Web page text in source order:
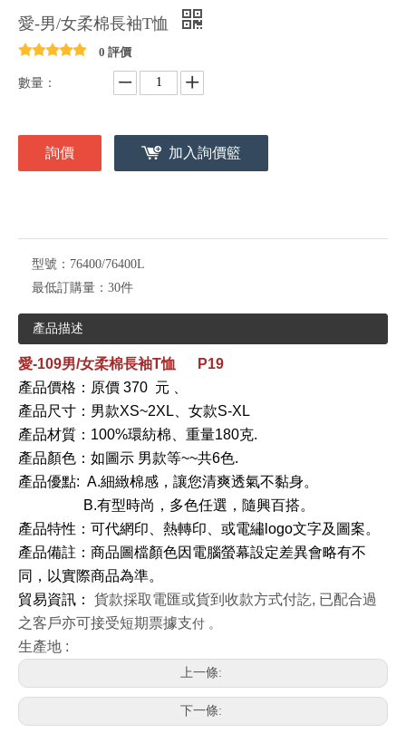
愛-男/女柔棉長袖T恤
0 評價
數量：
詢價 加入詢價籃
型號： 76400/76400L
最低訂購量： 30件
產品描述
愛-109男/女柔棉長袖T恤 P19
產品價格：原價 370 元 、
產品尺寸：男款XS~2XL、女款S-XL
產品材質：100%環紡棉、重量180克.
產品顏色：如圖示 男款等~~共6色.
產品優點: A.細緻棉感，讓您清爽透氣不黏身。
B.有型時尚，多色任選，隨興百搭。
產品特性：可代網印、熱轉印、或電繡logo文字及圖案。
產品備註：商品圖檔顏色因電腦螢幕設定差異會略有不
同，以實際商品為準。
貿易資訊 ：
貨款採取電匯或貨到收款方式付訖, 已配合過
之客戶亦可接受短期票據支付 。
生產地 :
上一條:
下一條: